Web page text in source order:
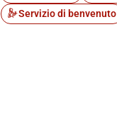
Servizio di benvenuto